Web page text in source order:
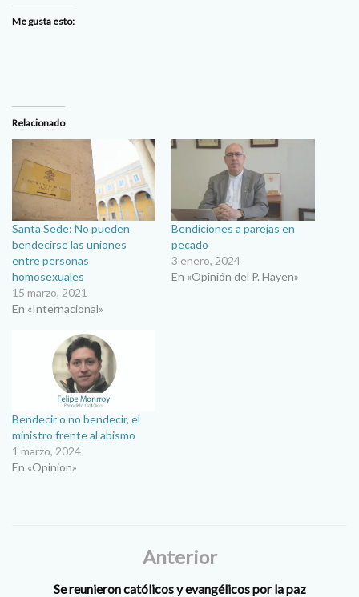
Me gusta esto:
Relacionado
Santa Sede: No pueden
bendecirse las uniones
entre personas
homosexuales
15 marzo, 2021
En «Internacional»
Bendiciones a parejas en
pecado
3 enero, 2024
En «Opinión del P. Hayen»
Bendecir o no bendecir, el
ministro frente al abismo
1 marzo, 2024
En «Opinion»
Anterior
Se reunieron católicos y evangélicos por la paz